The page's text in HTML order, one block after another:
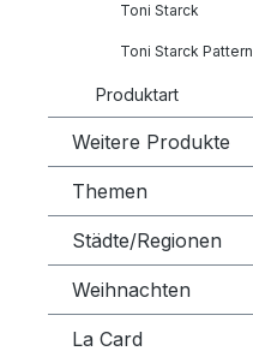
Toni Starck
Toni Starck Pattern
Produktart
Weitere Produkte
Themen
Städte/Regionen
Weihnachten
La Card